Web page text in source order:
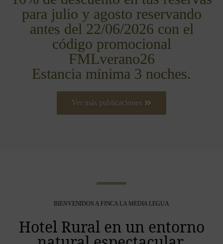
para julio y agosto reservando
antes del 22/06/2026 con el
código promocional
FMLverano26
Estancia mínima 3 noches.
Ver más publicaciones
BIENVENIDOS A FINCA LA MEDIA LEGUA
Hotel Rural en un entorno